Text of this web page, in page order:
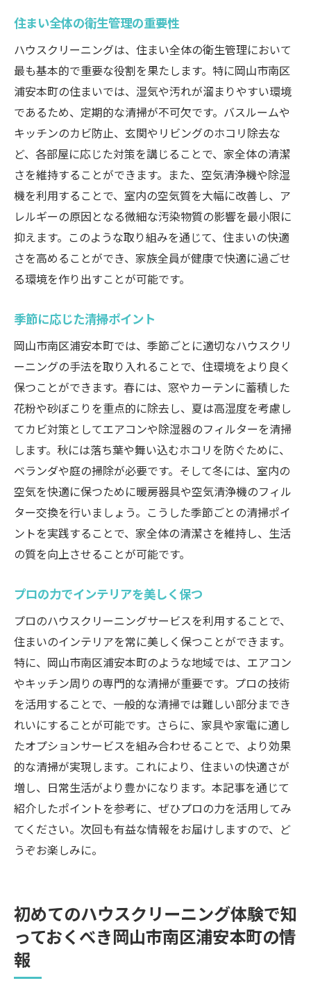
住まい全体の衛生管理の重要性
ハウスクリーニングは、住まい全体の衛生管理において
最も基本的で重要な役割を果たします。特に岡山市南区
浦安本町の住まいでは、湿気や汚れが溜まりやすい環境
であるため、定期的な清掃が不可欠です。バスルームや
キッチンのカビ防止、玄関やリビングのホコリ除去な
ど、各部屋に応じた対策を講じることで、家全体の清潔
さを維持することができます。また、空気清浄機や除湿
機を利用することで、室内の空気質を大幅に改善し、ア
レルギーの原因となる微細な汚染物質の影響を最小限に
抑えます。このような取り組みを通じて、住まいの快適
さを高めることができ、家族全員が健康で快適に過ごせ
る環境を作り出すことが可能です。
季節に応じた清掃ポイント
岡山市南区浦安本町では、季節ごとに適切なハウスクリ
ーニングの手法を取り入れることで、住環境をより良く
保つことができます。春には、窓やカーテンに蓄積した
花粉や砂ぼこりを重点的に除去し、夏は高湿度を考慮し
てカビ対策としてエアコンや除湿器のフィルターを清掃
します。秋には落ち葉や舞い込むホコリを防ぐために、
ベランダや庭の掃除が必要です。そして冬には、室内の
空気を快適に保つために暖房器具や空気清浄機のフィル
ター交換を行いましょう。こうした季節ごとの清掃ポイ
ントを実践することで、家全体の清潔さを維持し、生活
の質を向上させることが可能です。
プロの力でインテリアを美しく保つ
プロのハウスクリーニングサービスを利用することで、
住まいのインテリアを常に美しく保つことができます。
特に、岡山市南区浦安本町のような地域では、エアコン
やキッチン周りの専門的な清掃が重要です。プロの技術
を活用することで、一般的な清掃では難しい部分までき
れいにすることが可能です。さらに、家具や家電に適し
たオプションサービスを組み合わせることで、より効果
的な清掃が実現します。これにより、住まいの快適さが
増し、日常生活がより豊かになります。本記事を通じて
紹介したポイントを参考に、ぜひプロの力を活用してみ
てください。次回も有益な情報をお届けしますので、ど
うぞお楽しみに。
初めてのハウスクリーニング体験で知
っておくべき岡山市南区浦安本町の情
報